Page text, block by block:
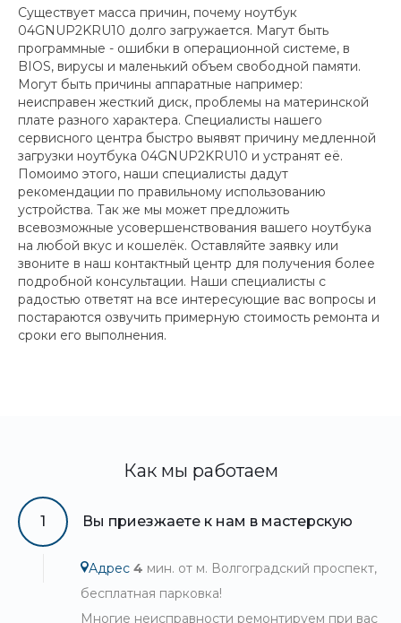
Существует масса причин, почему ноутбук
04GNUP2KRU10 долго загружается. Магут быть
программные - ошибки в операционной системе, в
BIOS, вирусы и маленький объем свободной памяти.
Могут быть причины аппаратные например:
неисправен жесткий диск, проблемы на материнской
плате разного характера. Специалисты нашего
сервисного центра быстро выявят причину медленной
загрузки ноутбука 04GNUP2KRU10 и устранят её.
Помоимо этого, наши специалисты дадут
рекомендации по правильному использованию
устройства. Так же мы может предложить
всевозможные усовершенствования вашего ноутбука
на любой вкус и кошелёк. Оставляйте заявку или
звоните в наш контактный центр для получения более
подробной консультации. Наши специалисты с
радостью ответят на все интересующие вас вопросы и
постараются озвучить примерную стоимость ремонта и
сроки его выполнения.
Как мы работаем
1 Вы приезжаете к нам в мастерскую
Адрес 4 мин. от м. Волгоградский проспект,
бесплатная парковка!
Многие неисправности ремонтируем при вас